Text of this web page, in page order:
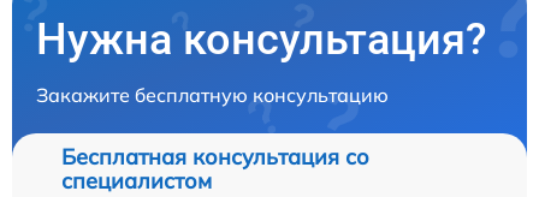
Нужна консультация?
Закажите бесплатную консультацию
Бесплатная консультация со
специалистом